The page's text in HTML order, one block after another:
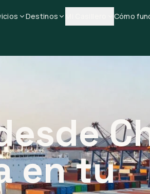
Destinos Cómo
en tu